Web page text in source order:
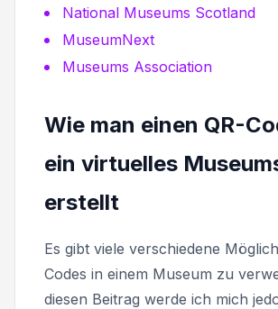
National Museums Scotland
MuseumNext
Museums Association
Wie man einen QR-
ein virtuelles
erstellt
Es gibt viele verschiedene
Codes in einem Museum zu
diesen Beitrag werde ich mich